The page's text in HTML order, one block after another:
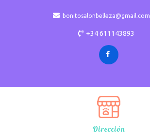
bonitosalonbelleza@gmail.com
+34 611143893
Dirección